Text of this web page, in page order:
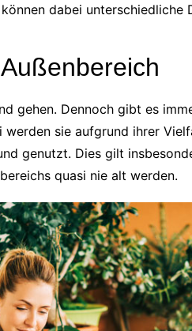
dabei
gehen. Dennoch gibt es
werden sie aufgrund ihrer
genutzt. Dies gilt
quasi nie alt werden.